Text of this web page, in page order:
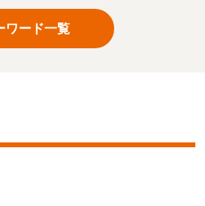
ワード一覧